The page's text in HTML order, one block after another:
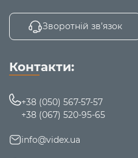
Зворотній зв’язок
Контакти:
+38 (050) 567-57-57
+38 (067) 520-95-65
info@videx.ua